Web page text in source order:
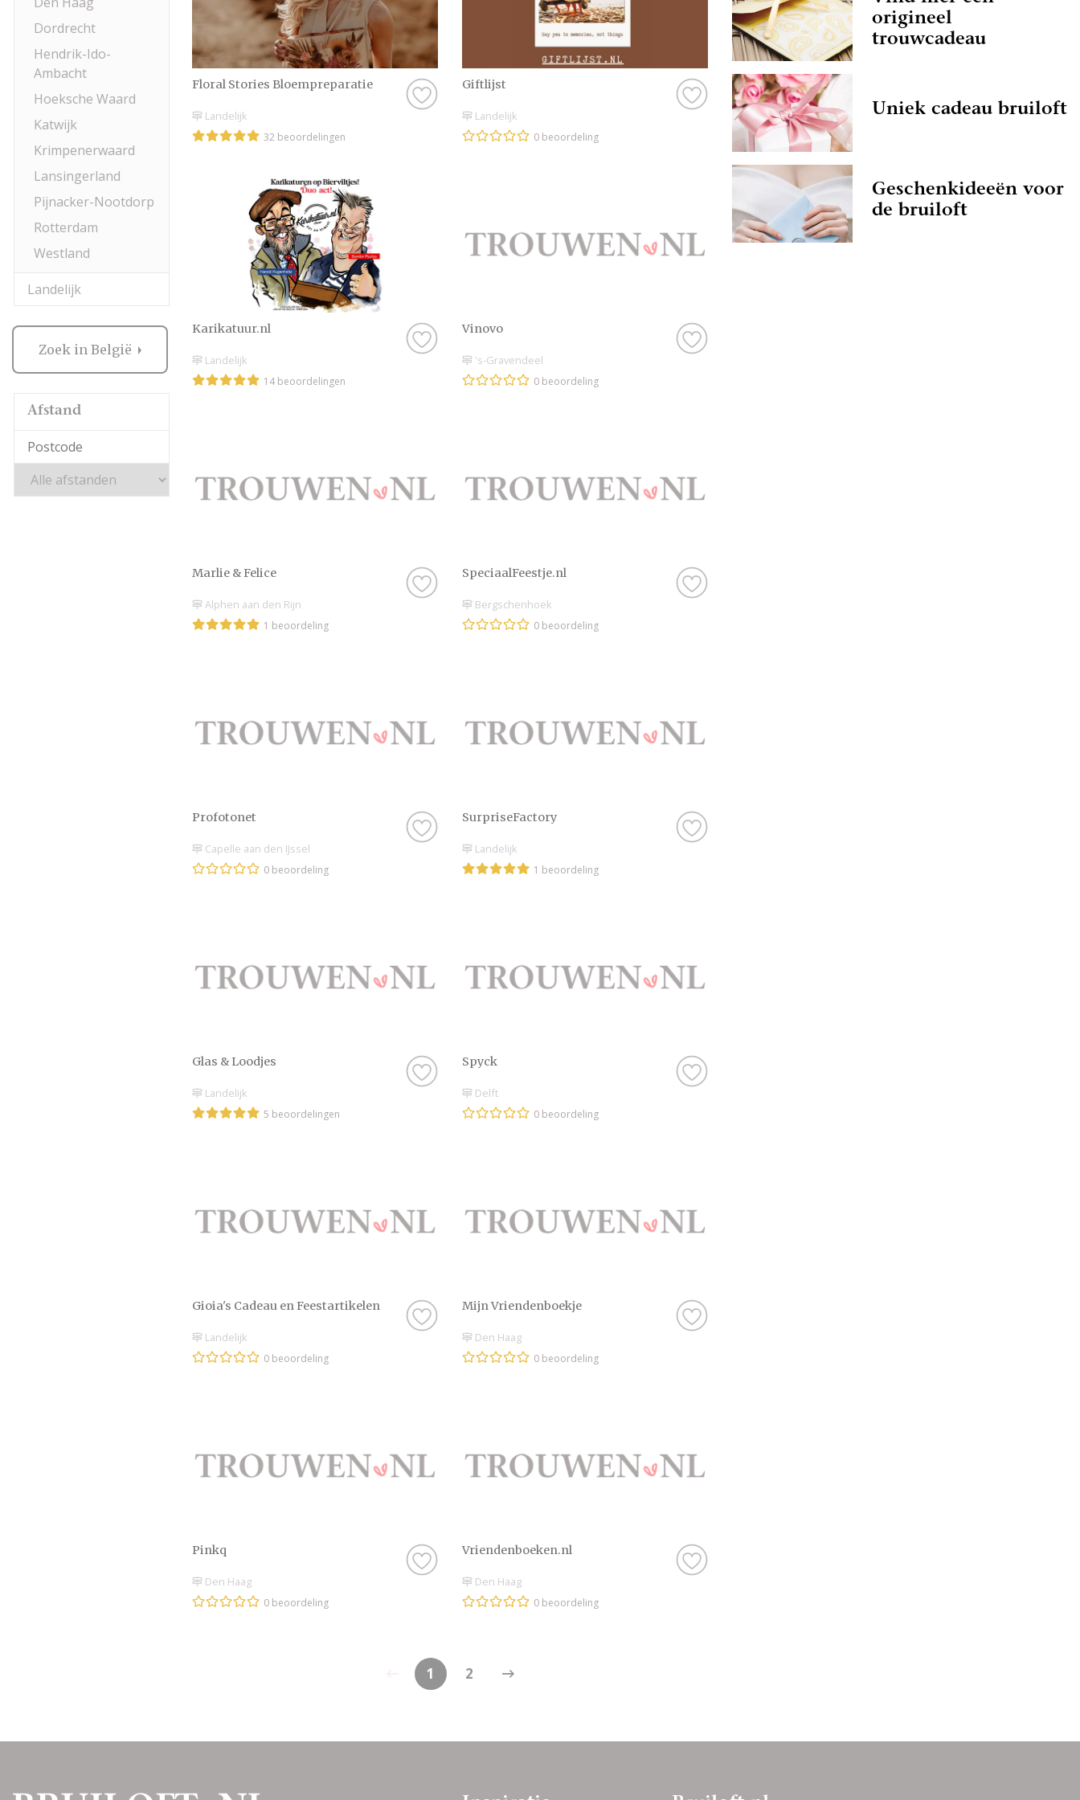
Maak van jullie bruiloft een droomdag
Bij Bruiloft.nl draait alles om het realiseren van jullie droombruiloft.
Of je nu op zoek bent naar praktische tips, creatieve ideeën of de
beste Huwelijkscadeau in Zuid-Holland, wij staan voor je klaar.
Neem je tijd, blader door onze artikelen en laat je inspireren. Het
organiseren van een bruiloft kan intensief zijn, maar ook heel erg
mooi. Geniet van deze tijd en maak gebruik van de informatie die wij
al hebben verzameld om het jezelf eenvoudiger te maken! De
professionals op onze website doen er alles aan om jullie een
onvergetelijke dag te bezorgen.
Wij wensen jullie veel plezier met het plannen van deze bijzondere
Dordrecht
Hendrik-Ido-
Ambacht
Hoeksche Waard
Katwijk
Krimpenerwaard
Lansingerland
Pijnacker-Nootdorp
Rotterdam
Westland
Landelijk
Zoek in België
Afstand
Floral Stories Bloempreparatie
Landelijk
32 beoordelingen
Giftlijst
Landelijk
0 beoordeling
Karikatuur.nl
Landelijk
14 beoordelingen
Vinovo
's-Gravendeel
0 beoordeling
Marlie & Felice
Alphen aan den Rijn
1 beoordeling
SpeciaalFeestje.nl
Bergschenhoek
0 beoordeling
Profotonet
Capelle aan den IJssel
0 beoordeling
SurpriseFactory
Landelijk
1 beoordeling
Glas & Loodjes
Landelijk
5 beoordelingen
Spyck
Delft
0 beoordeling
Gioia's Cadeau en Feestartikelen
Landelijk
0 beoordeling
Mijn Vriendenboekje
Den Haag
0 beoordeling
Pinkq
Den Haag
0 beoordeling
Vriendenboeken.nl
Den Haag
0 beoordeling
1 2
origineel
trouwcadeau
Uniek cadeau bruiloft
Geschenkideeën voor
de bruiloft